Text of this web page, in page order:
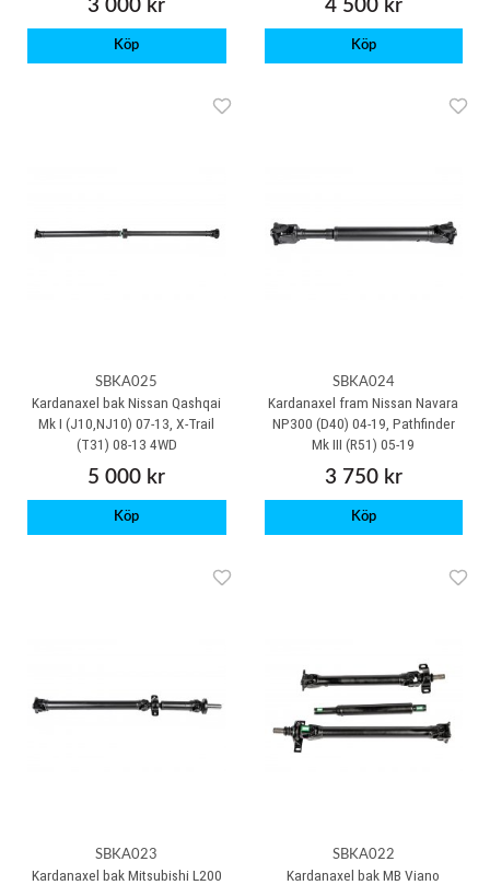
3 000 kr
Köp
4 500 kr
Köp
SBKA025
Kardanaxel bak Nissan Qashqai
Mk I (J10,NJ10) 07-13, X-Trail
(T31) 08-13 4WD
5 000 kr
Köp
SBKA024
Kardanaxel fram Nissan Navara
NP300 (D40) 04-19, Pathfinder
Mk III (R51) 05-19
3 750 kr
Köp
SBKA023
Kardanaxel bak Mitsubishi L200
SBKA022
Kardanaxel bak MB Viano